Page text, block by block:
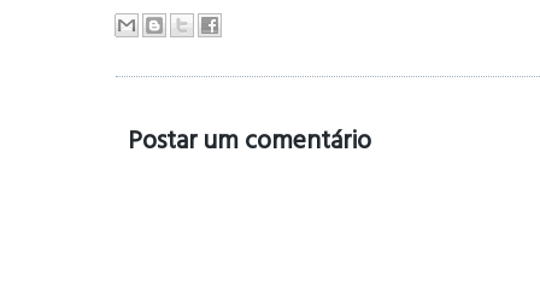
Postar um comentário